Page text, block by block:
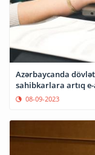
Azərbaycanda
sahibkarlara artıq
08-09-2023